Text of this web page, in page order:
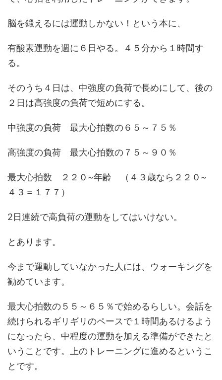
脳を鍛えるには運動しかない！という本に、
有酸素運動を週に６日やる。４５分から１時間す
る。
そのうち４日は、中強度の負荷で長めにして、後の
２日は高強度の負荷で短めにする。
中強度の負荷 最大心拍数の６５～７５％
高強度の負荷 最大心拍数の７５～９０％
最大心拍数 ２２０~年齢 （４３歳なら２２０~
４３＝１７７）
2日連続で高負荷の運動をしてはいけない。
とあります。
今まで運動していなかった人には、ウォーキングを
勧めています。
最大心拍数の５５～６５％で始めるらしい。会話を
続けられるギリギリのペースで１時間あるけるよう
になったら、中程度の運動を加える準備ができたと
いうことです。上のトレーニングに進めるというこ
とです。